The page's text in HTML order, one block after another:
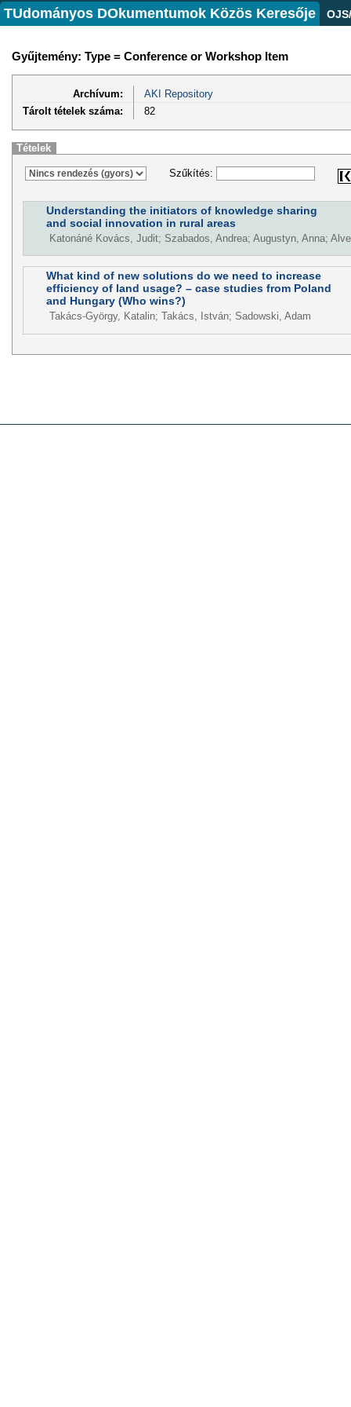
TUdományos DOkumentumok Közös Keresője
Gyűjtemény: Type = Conference or Workshop Item
Archívum:
AKI Repository
Tárolt tételek száma:
82
Tételek
Szűkítés:
Understanding the initiators of knowledge sharing
and social innovation in rural areas
Katonáné Kovács, Judit; Szabados, Andrea; Augustyn, Anna;
What kind of new solutions do we need to increase
efficiency of land usage? – case studies from Poland
and Hungary (Who wins?)
Takács-György, Katalin; Takács, István; Sadowski, Adam